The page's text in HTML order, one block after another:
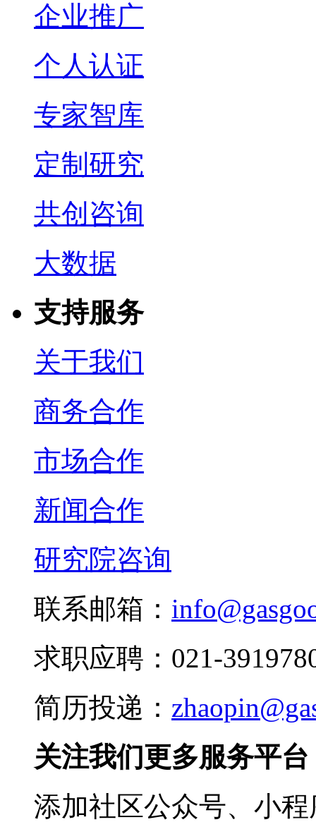
企业推广
个人认证
专家智库
定制研究
共创咨询
大数据
支持服务
关于我们
商务合作
市场合作
新闻合作
研究院咨询
联系邮箱：
求职应聘：021-
简历投递：
关注我们更多服务平台
添加社区公众号、小